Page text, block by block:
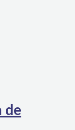
de